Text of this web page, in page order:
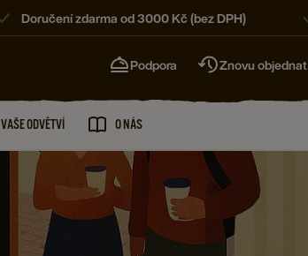
Doručení zdarma od 3000 Kč (bez DPH)
Podpora Znovu objednat
VAŠE ODVĚTVÍ O NÁS